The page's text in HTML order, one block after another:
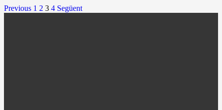
Previous 1 2 3 4 Següent